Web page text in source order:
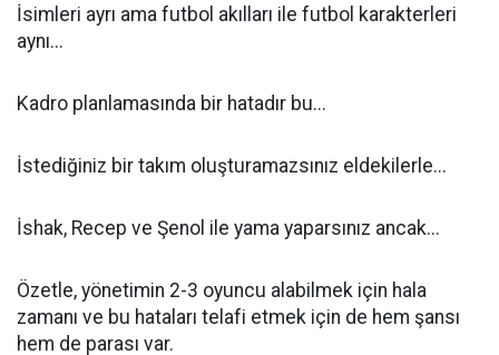
İsimleri ayrı ama futbol akılları ile futbol karakterleri
aynı...
Kadro planlamasında bir hatadır bu...
İstediğiniz bir takım oluşturamazsınız eldekilerle...
İshak, Recep ve Şenol ile yama yaparsınız ancak...
Özetle, yönetimin 2-3 oyuncu alabilmek için hala
zamanı ve bu hataları telafi etmek için de hem şansı
hem de parası var.